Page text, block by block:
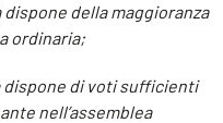
dispone della maggioranza
ordinaria;
dispone di voti sufficienti
nell’assemblea